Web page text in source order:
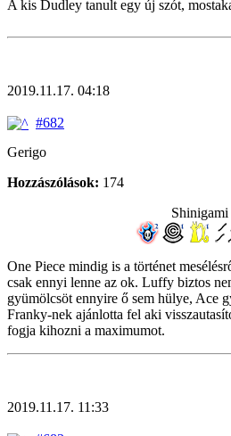
A kis Dudley tanult egy új szót,
2019.11.17. 04:18
#682
Gerigo
Hozzászólások: 174
Shinigami
One Piece mindig is a történet
csak ennyi lenne az ok. Luffy biztos
gyümölcsöt ennyire ő sem hülye, Ace
Franky-nek ajánlotta fel aki
fogja kihozni a maximumot.
2019.11.17. 11:33